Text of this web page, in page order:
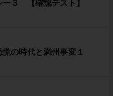
ー３ 【確認テスト】
の時代と満州事変１